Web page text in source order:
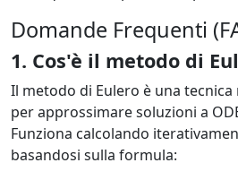
Domande Frequenti
1. Cos'è il metodo di
Il metodo di Eulero è una
per approssimare soluzioni a
Funziona calcolando
basandosi sulla formula: